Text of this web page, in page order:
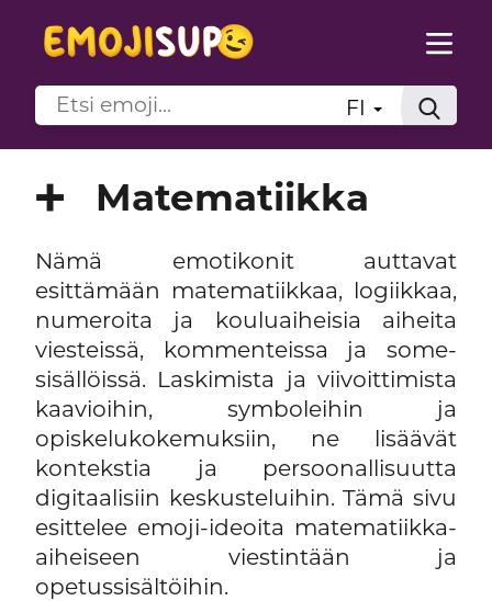
FI
➕ Matematiikka
Nämä emotikonit auttavat
esittämään matematiikkaa, logiikkaa,
numeroita ja kouluaiheisia aiheita
viesteissä, kommenteissa ja some-
sisällöissä. Laskimista ja viivoittimista
kaavioihin, symboleihin ja
opiskelukokemuksiin, ne lisäävät
kontekstia ja persoonallisuutta
digitaalisiin keskusteluihin. Tämä sivu
esittelee emoji-ideoita matematiikka-
aiheiseen viestintään ja
opetussisältöihin.